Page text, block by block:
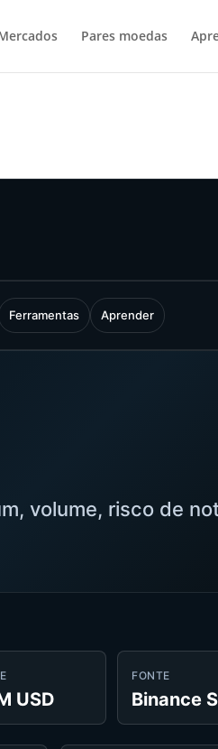
Pares moedas
Ferramentas Aprender
volume, risco de
USD
FONTE
Binance